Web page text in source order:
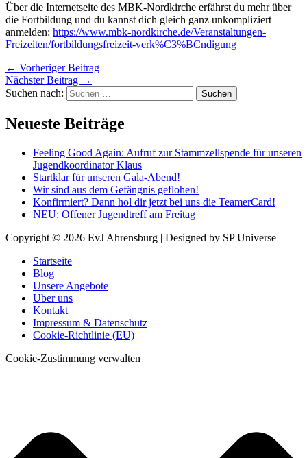
Über die Internetseite des MBK-Nordkirche erfährst du mehr über
die Fortbildung und du kannst dich gleich ganz unkompliziert
anmelden: https://www.mbk-nordkirche.de/Veranstaltungen-
Freizeiten/fortbildungsfreizeit-verk%C3%BCndigung
← Vorheriger Beitrag
Nächster Beitrag →
Suchen nach:
Neueste Beiträge
Feeling Good Again: Aufruf zur Stammzellspende für unseren
Jugendkoordinator Klaus
Startklar für unseren Gala-Abend!
Wir sind aus dem Gefängnis geflohen!
Konfirmiert? Dann hol dir jetzt bei uns die TeamerCard!
NEU: Offener Jugendtreff am Freitag
Copyright © 2026 EvJ Ahrensburg | Designed by SP Universe
Startseite
Blog
Unsere Angebote
Über uns
Kontakt
Impressum & Datenschutz
Cookie-Richtlinie (EU)
Cookie-Zustimmung verwalten